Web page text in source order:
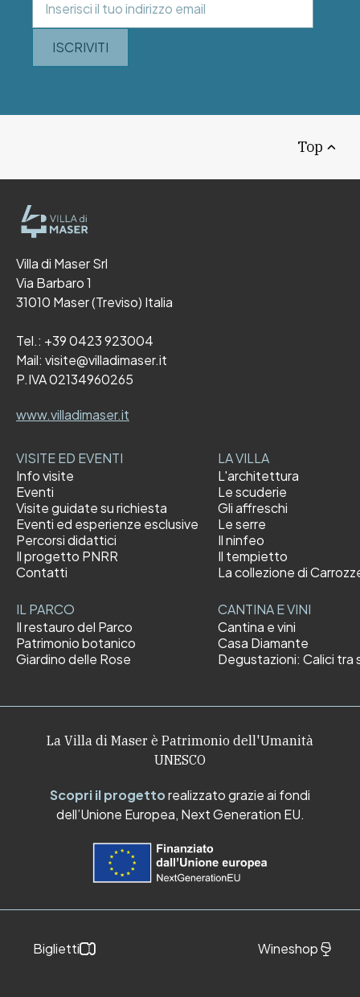
ISCRIVITI
Top
Villa di Maser Srl
Via Barbaro 1
31010 Maser (Treviso) Italia
Tel.: +39 0423 923004
Mail: visite@villadimaser.it
P.IVA 02134960265
www.villadimaser.it
VISITE ED EVENTI
Info visite
Eventi
Visite guidate su richiesta
Eventi ed esperienze esclusive
Percorsi didattici
Il progetto PNRR
Contatti
LA VILLA
L'architettura
Le scuderie
Gli affreschi
Le serre
Il ninfeo
Il tempietto
La collezione di
IL PARCO
Il restauro del Parco
Patrimonio botanico
Giardino delle Rose
CANTINA E VINI
Cantina e vini
Casa Diamante
Degustazioni: Calici tra
La Villa di Maser è Patrimonio dell'Umanità
UNESCO
Scopri il progettorealizzato grazie ai fondi
dell’Unione Europea, Next Generation EU.
Biglietti Wineshop